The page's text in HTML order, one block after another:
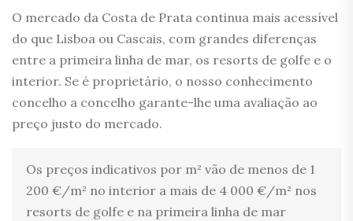
O mercado da Costa de Prata continua mais acessível
do que Lisboa ou Cascais, com grandes diferenças
entre a primeira linha de mar, os resorts de golfe e o
interior. Se é proprietário, o nosso conhecimento
concelho a concelho garante-lhe uma avaliação ao
preço justo do mercado.
Os preços indicativos por m² vão de menos de 1
200 €/m² no interior a mais de 4 000 €/m² nos
resorts de golfe e na primeira linha de mar